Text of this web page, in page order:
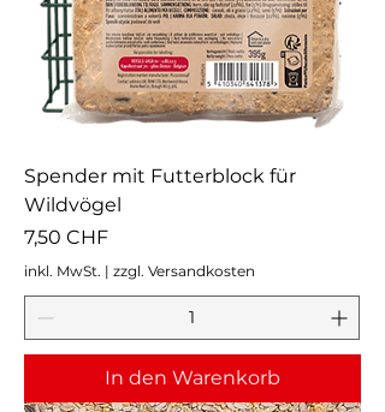
Spender mit Futterblock für
Wildvögel
Preis
7,50 CHF
inkl. MwSt. | zzgl. Versandkosten
In den Warenkorb